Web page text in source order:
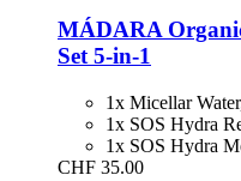
MÁDARA
Set 5-​in-​1
1x Micellar
1x SOS Hydra
1x SOS Hydra
CHF 35.00